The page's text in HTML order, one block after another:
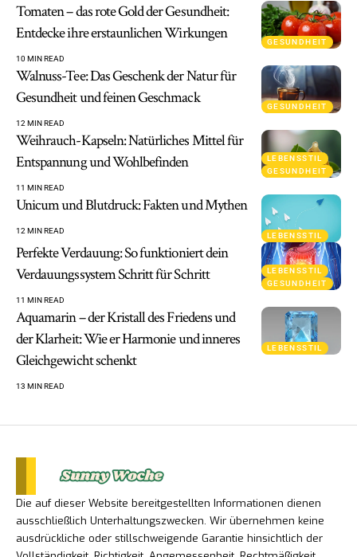
GESUNDHEIT
Tomaten – das rote Gold der Gesundheit:
Entdecke ihre erstaunlichen Wirkungen
10 MIN READ
GESUNDHEIT
Walnuss-Tee: Das Geschenk der Natur für
Gesundheit und feinen Geschmack
12 MIN READ
LEBENSSTIL
GESUNDHEIT
Weihrauch-Kapseln: Natürliches Mittel für
Entspannung und Wohlbefinden
11 MIN READ
LEBENSSTIL
Unicum und Blutdruck: Fakten und Mythen
12 MIN READ
LEBENSSTIL
GESUNDHEIT
Perfekte Verdauung: So funktioniert dein
Verdauungssystem Schritt für Schritt
11 MIN READ
LEBENSSTIL
Aquamarin – der Kristall des Friedens und
der Klarheit: Wie er Harmonie und inneres
Gleichgewicht schenkt
13 MIN READ
Die auf dieser Website bereitgestellten Informationen dienen
ausschließlich Unterhaltungszwecken. Wir übernehmen keine
ausdrückliche oder stillschweigende Garantie hinsichtlich der